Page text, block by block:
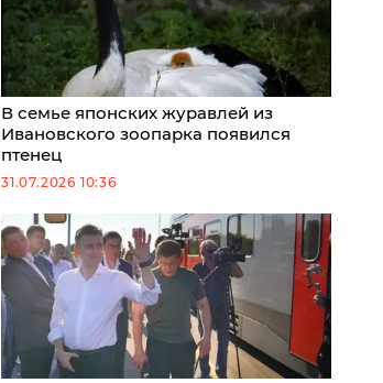
В семье японских журавлей из
Ивановского зоопарка появился
птенец
31.07.2026 10:36